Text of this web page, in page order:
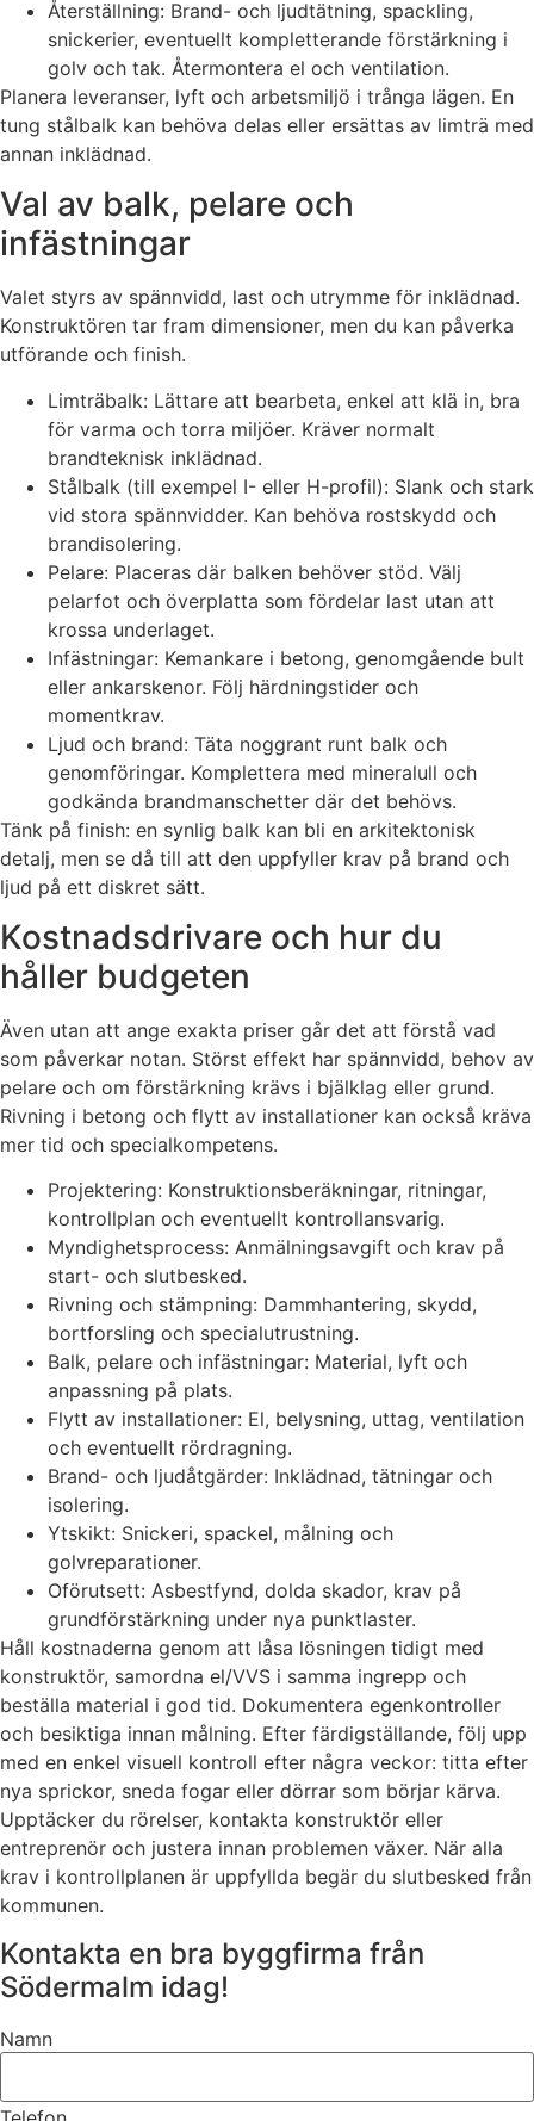
Återställning: Brand- och ljudtätning, spackling,
snickerier, eventuellt kompletterande förstärkning i
golv och tak. Återmontera el och ventilation.
Planera leveranser, lyft och arbetsmiljö i trånga lägen. En
tung stålbalk kan behöva delas eller ersättas av limträ med
annan inklädnad.
Val av balk, pelare och
infästningar
Valet styrs av spännvidd, last och utrymme för inklädnad.
Konstruktören tar fram dimensioner, men du kan påverka
utförande och finish.
Limträbalk: Lättare att bearbeta, enkel att klä in, bra
för varma och torra miljöer. Kräver normalt
brandteknisk inklädnad.
Stålbalk (till exempel I- eller H-profil): Slank och stark
vid stora spännvidder. Kan behöva rostskydd och
brandisolering.
Pelare: Placeras där balken behöver stöd. Välj
pelarfot och överplatta som fördelar last utan att
krossa underlaget.
Infästningar: Kemankare i betong, genomgående bult
eller ankarskenor. Följ härdningstider och
momentkrav.
Ljud och brand: Täta noggrant runt balk och
genomföringar. Komplettera med mineralull och
godkända brandmanschetter där det behövs.
Tänk på finish: en synlig balk kan bli en arkitektonisk
detalj, men se då till att den uppfyller krav på brand och
ljud på ett diskret sätt.
Kostnadsdrivare och hur du
håller budgeten
Även utan att ange exakta priser går det att förstå vad
som påverkar notan. Störst effekt har spännvidd, behov av
pelare och om förstärkning krävs i bjälklag eller grund.
Rivning i betong och flytt av installationer kan också kräva
mer tid och specialkompetens.
Projektering: Konstruktionsberäkningar, ritningar,
kontrollplan och eventuellt kontrollansvarig.
Myndighetsprocess: Anmälningsavgift och krav på
start- och slutbesked.
Rivning och stämpning: Dammhantering, skydd,
bortforsling och specialutrustning.
Balk, pelare och infästningar: Material, lyft och
anpassning på plats.
Flytt av installationer: El, belysning, uttag, ventilation
och eventuellt rördragning.
Brand- och ljudåtgärder: Inklädnad, tätningar och
isolering.
Ytskikt: Snickeri, spackel, målning och
golvreparationer.
Oförutsett: Asbestfynd, dolda skador, krav på
grundförstärkning under nya punktlaster.
Håll kostnaderna genom att låsa lösningen tidigt med
konstruktör, samordna el/VVS i samma ingrepp och
beställa material i god tid. Dokumentera egenkontroller
och besiktiga innan målning. Efter färdigställande, följ upp
med en enkel visuell kontroll efter några veckor: titta efter
nya sprickor, sneda fogar eller dörrar som börjar kärva.
Upptäcker du rörelser, kontakta konstruktör eller
entreprenör och justera innan problemen växer. När alla
krav i kontrollplanen är uppfyllda begär du slutbesked från
kommunen.
Kontakta en bra byggfirma från
Södermalm idag!
Namn